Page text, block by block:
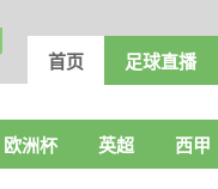
首页 足球直播
欧洲杯 英超 西甲